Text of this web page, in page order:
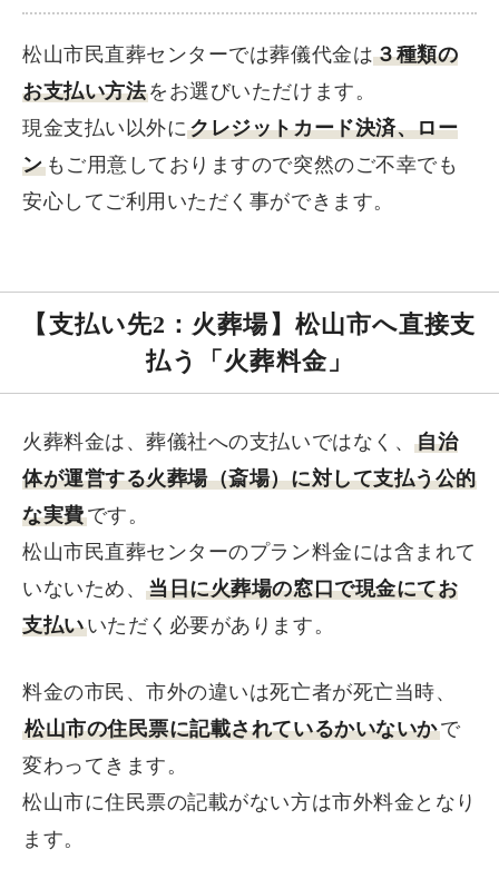
松山市民直葬センターでは葬儀代金は３種類の
お支払い方法をお選びいただけます。
現金支払い以外にクレジットカード決済、ロー
ンもご用意しておりますので突然のご不幸でも
安心してご利用いただく事ができます。
【支払い先2：火葬場】松山市へ直接支
払う「火葬料金」
火葬料金は、葬儀社への支払いではなく、自治
体が運営する火葬場（斎場）に対して支払う公的
な実費です。
松山市民直葬センターのプラン料金には含まれて
いないため、当日に火葬場の窓口で現金にてお
支払いいただく必要があります。
料金の市民、市外の違いは死亡者が死亡当時、
松山市の住民票に記載されているかいないかで
変わってきます。
松山市に住民票の記載がない方は市外料金となり
ます。